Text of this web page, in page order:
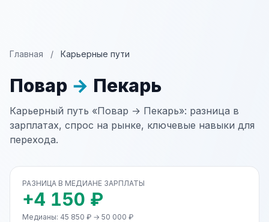
Главная / Карьерные пути
Повар → Пекарь
Карьерный путь «Повар → Пекарь»: разница в
зарплатах, спрос на рынке, ключевые навыки для
перехода.
РАЗНИЦА В МЕДИАНЕ ЗАРПЛАТЫ
+4 150 ₽
Медианы: 45 850 ₽ → 50 000 ₽